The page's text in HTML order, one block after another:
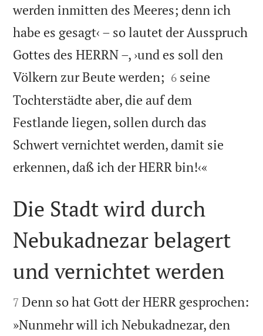
werden inmitten des Meeres; denn ich
habe es gesagt‹ – so lautet der Ausspruch
Gottes des HERRN –, ›und es soll den
Völkern zur Beute werden; 

6 seine
Tochterstädte aber, die auf dem
Festlande liegen, sollen durch das
Schwert vernichtet werden, damit sie
erkennen, daß ich der HERR bin!‹«

Die Stadt wird durch
Nebukadnezar belagert
und vernichtet werden

7 Denn so hat Gott der HERR gesprochen:
»Nunmehr will ich Nebukadnezar, den